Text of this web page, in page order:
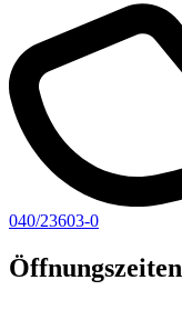
040/23603-0
Öffnungszeiten